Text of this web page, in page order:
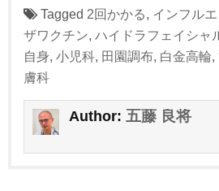
Tagged 2回かかる, インフル
ザワクチン,ハイドラフェイシャ
自身,小児科, 田園調布, 白金高輪,
膚科
Author: 五藤 良将